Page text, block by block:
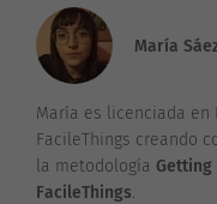
María
María es licenciada en
FacileThings creando
la metodología Getting
FacileThings.